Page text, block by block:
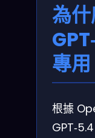
為
專
根據